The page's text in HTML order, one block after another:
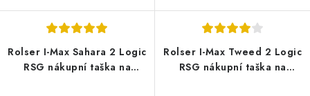
Rolser I-Max Sahara 2 Logic
RSG nákupní taška na
Rolser I-Max Tweed 2 Logic
RSG nákupní taška na